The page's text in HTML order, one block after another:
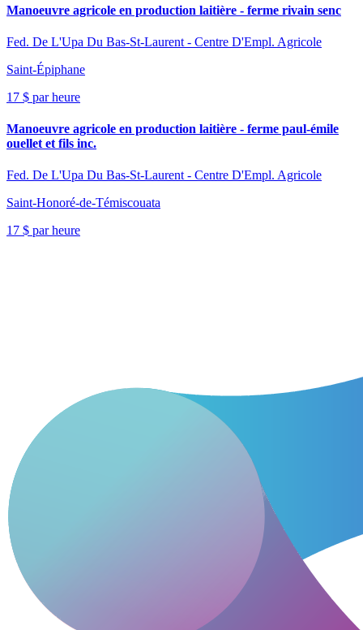
Manoeuvre agricole en production laitière - ferme rivain senc
Fed. De L'Upa Du Bas-St-Laurent - Centre D'Empl. Agricole
Saint-Épiphane
17 $ par heure
Manoeuvre agricole en production laitière - ferme paul-émile
ouellet et fils inc.
Fed. De L'Upa Du Bas-St-Laurent - Centre D'Empl. Agricole
Saint-Honoré-de-Témiscouata
17 $ par heure